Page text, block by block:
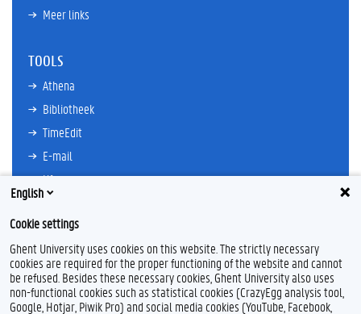
Meer links
TOOLS
Athena
Bibliotheek
TimeEdit
E-mail
Ufora
Oasis
Research Explorer
L
I
English
Cookie settings
Ghent University uses cookies on this website. The strictly necessary
cookies are required for the proper functioning of the website and cannot
be refused. Besides these necessary cookies, Ghent University also uses
non-functional cookies such as statistical cookies (CrazyEgg analysis tool,
Google, Hotjar, Piwik Pro) and social media cookies (YouTube, Facebook,